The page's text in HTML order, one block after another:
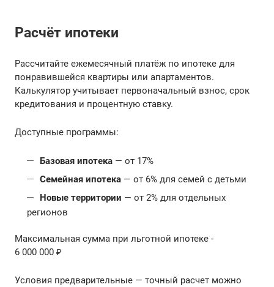
Расчёт ипотеки
Рассчитайте ежемесячный платёж по ипотеке для
понравившейся квартиры или апартаментов.
Калькулятор учитывает первоначальный взнос, срок
кредитования и процентную ставку.
Доступные программы:
Базовая ипотека — от 17%
Семейная ипотека — от 6% для семей с детьми
Новые территории — от 2% для отдельных
регионов
Максимальная сумма при льготной ипотеке -
6 000 000 ₽
Условия предварительные — точный расчет можно